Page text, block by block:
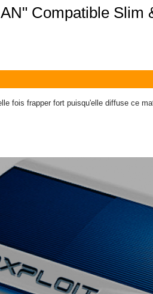
Compatible Slim
fois frapper fort puisqu'elle diffuse ce